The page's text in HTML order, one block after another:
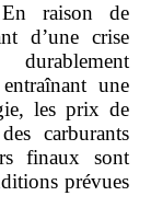
raison de
d’une crise
une
les prix de
carburants
finaux sont
prévues